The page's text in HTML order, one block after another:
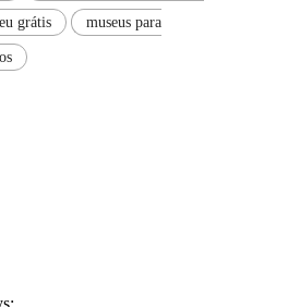
grátis museus para